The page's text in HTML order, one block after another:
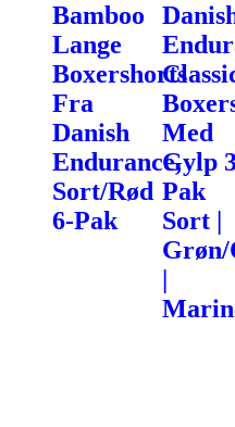
Bamboo
Lange
Boxershorts
Fra
Danish
Endurance,
Sort/Rød
6-Pak
Med
Gylp
Pak
Sort |
Grøn/